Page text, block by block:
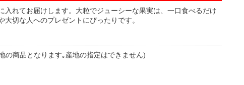
れてお届けします。大粒でジューシーな果実は、一口食べるだけ
切な人へのプレゼントにぴったりです。
の商品となります｡産地の指定はできません)